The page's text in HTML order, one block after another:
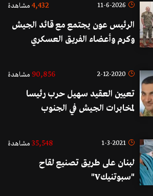
11-6-2026
4,432 مشاهدة
الرئيس عون يجتمع مع قائد الجيش
وكرم وأعضاء الفريق العسكري
المتعلقة بالاجتماع المرتقب عقده في
2-12-2020
90,856 مشاهدة
تعيين العقيد سهيل حرب رئيسا
لمخابرات الجيش في الجنوب
1-3-2021
35,548 مشاهدة
لبنان على طريق تصنيع لقاح
"سبوتنيكV"